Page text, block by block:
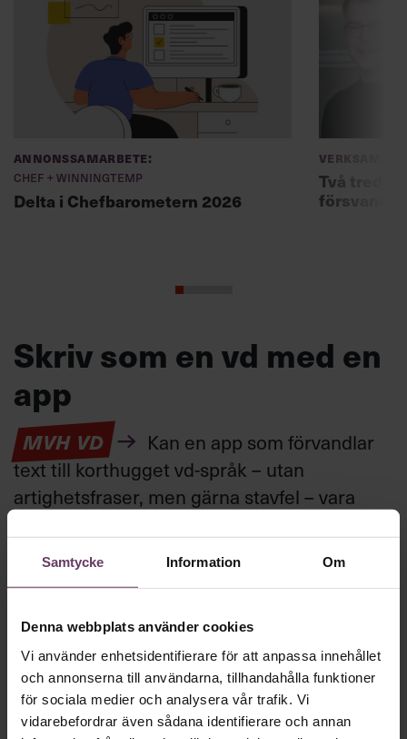
Samtycke Information Om
Denna webbplats använder cookies
Vi använder enhetsidentifierare för att anpassa innehållet
och annonserna till användarna, tillhandahålla funktioner
för sociala medier och analysera vår trafik. Vi
vidarebefordrar även sådana identifierare och annan
Annonssamarbete:
Chef + Winningtemp
Delta i Chefbarometern 2026
Två
försvann
Skriv som en vd med en
app
MVH VD
Kan en app som förvandlar
text till korthugget vd-språk – utan
artighetsfraser, men gärna stavfel – vara
toppcheferna?
Text:Fredrik Kullberg
Publicerad2026-08-07